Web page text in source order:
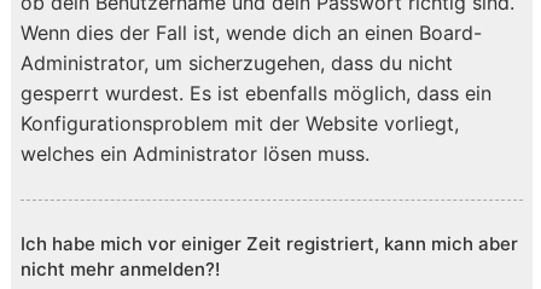
Wenn dies der Fall ist, wende dich an einen Board-
Administrator, um sicherzugehen, dass du nicht
gesperrt wurdest. Es ist ebenfalls möglich, dass ein
Konfigurationsproblem mit der Website vorliegt,
welches ein Administrator lösen muss.
Ich habe mich vor einiger Zeit registriert, kann mich aber
nicht mehr anmelden?!